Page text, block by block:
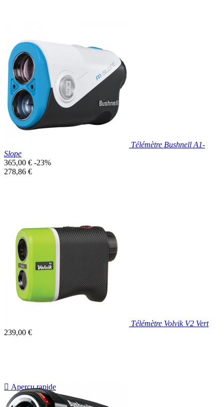
Aperçu rapide
Télémètre Bushnell A1-
Slope
Prix
de
365,00 € -23%
Prix
278,86 €
Aperçu rapide
Télémètre Volvik V2 Vert
Prix
239,00 €
 Aperçu rapide